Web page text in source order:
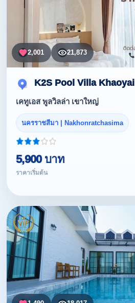
2,001 21,873
K2S Pool Villa Khaoyai
เคทูเอส พูลวิลล่า เขาใหญ่
นครราชสีมา | Nakhonratchasima
5,900 บาท
ราคาเริ่มต้น